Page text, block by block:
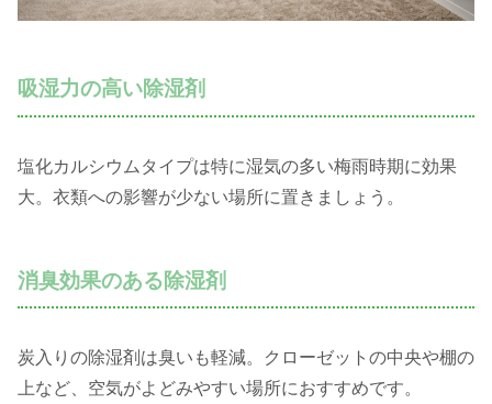
吸湿力の高い除湿剤
塩化カルシウムタイプは特に湿気の多い梅雨時期に効果
大。衣類への影響が少ない場所に置きましょう。
消臭効果のある除湿剤
炭入りの除湿剤は臭いも軽減。クローゼットの中央や棚の
上など、空気がよどみやすい場所におすすめです。